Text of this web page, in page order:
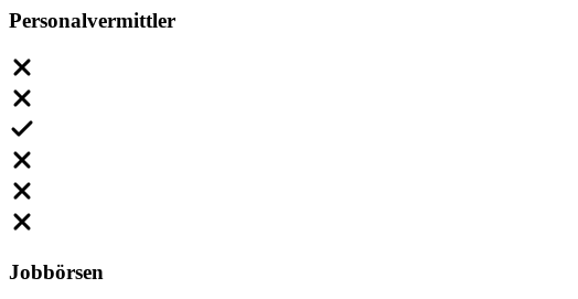
Personalvermittler
Jobbörsen